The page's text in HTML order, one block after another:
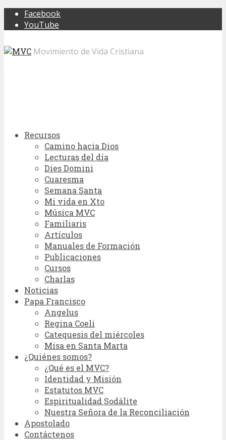
Facebook
YouTube
Movimiento de Vida Cristiana
Recursos
Camino hacia Dios
Lecturas del día
Dies Domini
Cuaresma
Semana Santa
Mi vida en Xto
Música MVC
Familiaris
Artículos
Manuales de Formación
Publicaciones
Cursos
Charlas
Noticias
Papa Francisco
Angelus
Regina Coeli
Catequesis del miércoles
Misa en Santa Marta
¿Quiénes somos?
¿Qué es el MVC?
Identidad y Misión
Estatutos MVC
Espiritualidad Sodálite
Nuestra Señora de la Reconciliación
Apostolado
Contáctenos